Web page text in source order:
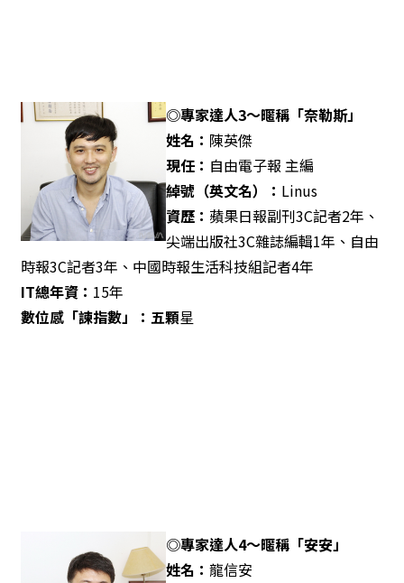
◎專家達人3～暱稱「奈勒斯」
姓名： 陳英傑
現任： 自由電子報 主編
綽號（英文名）： Linus
資歷： 蘋果日報副刊3C記者2年、
尖端出版社3C雜誌編輯1年、自由
時報3C記者3年、中國時報生活科技組記者4年
IT總年資： 15年
數位感「諫指數」：五顆星
◎專家達人4～暱稱「安安」
姓名： 龍信安